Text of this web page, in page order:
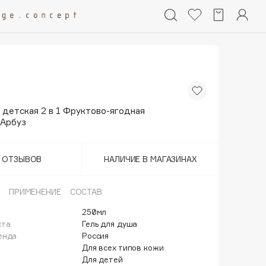
детская 2 в 1 Фруктово-ягодная
ОТЗЫВОВ НАЛИЧИЕ В МАГАЗИНАХ
ПРИМЕНЕНИЕ СОСТАВ
250мл
Гель для душа
Россия
Для всех типов кожи
Для детей